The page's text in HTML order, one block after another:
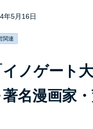
年5月16日
関連
イノゲート
著名漫画家